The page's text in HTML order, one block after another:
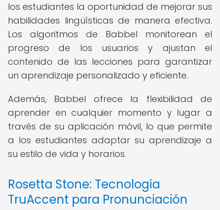
los estudiantes la oportunidad de mejorar sus
habilidades lingüísticas de manera efectiva.
Los algoritmos de Babbel monitorean el
progreso de los usuarios y ajustan el
contenido de las lecciones para garantizar
un aprendizaje personalizado y eficiente.
Además, Babbel ofrece la flexibilidad de
aprender en cualquier momento y lugar a
través de su aplicación móvil, lo que permite
a los estudiantes adaptar su aprendizaje a
su estilo de vida y horarios.
Rosetta Stone: Tecnología
TruAccent para Pronunciación